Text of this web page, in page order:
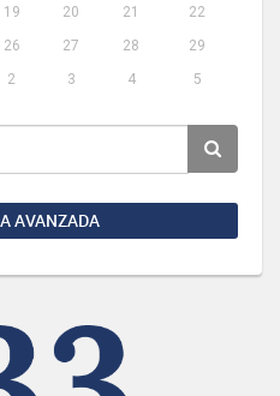
19 20 21
22
26 27 28
29
2 3 4 5
AVANZADA